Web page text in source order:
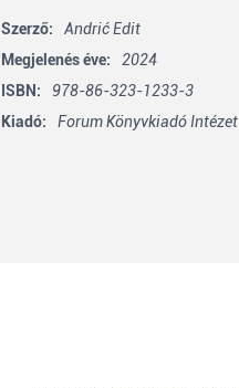
Szerző:
Andrić Edit
Megjelenés éve:
2024
ISBN:
978-86-323-1233-3
Kiadó:
Forum Könyvkiadó Intézet